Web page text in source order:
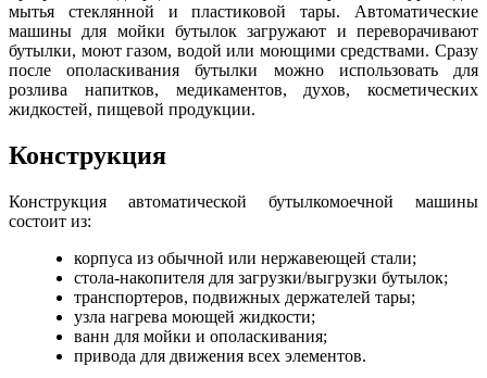
мытья стеклянной и пластиковой тары. Автоматические
машины для мойки бутылок загружают и переворачивают
бутылки, моют газом, водой или моющими средствами. Сразу
после ополаскивания бутылки можно использовать для
розлива напитков, медикаментов, духов, косметических
жидкостей, пищевой продукции.
Конструкция
Конструкция автоматической бутылкомоечной машины
состоит из:
корпуса из обычной или нержавеющей стали;
стола-накопителя для загрузки/выгрузки бутылок;
транспортеров, подвижных держателей тары;
узла нагрева моющей жидкости;
ванн для мойки и ополаскивания;
привода для движения всех элементов.